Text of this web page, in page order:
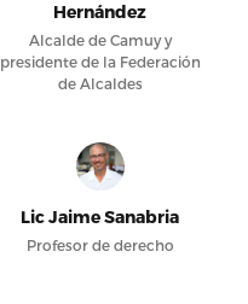
Hernández
Alcalde de Camuy y
presidente de la Federación
de Alcaldes
Lic Jaime Sanabria
Profesor de derecho